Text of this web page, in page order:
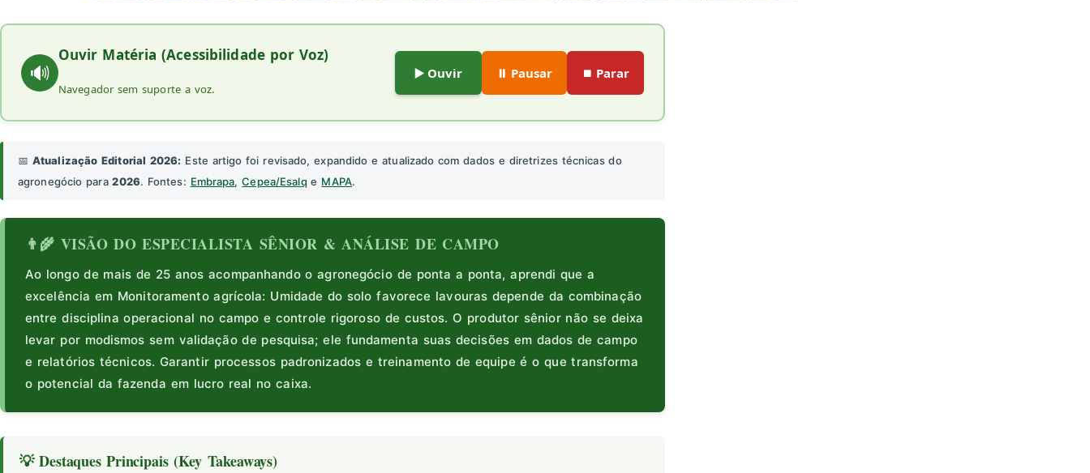
🔊
Ouvir Matéria (Acessibilidade por Voz)
Navegador sem suporte a voz.
▶️ Ouvir ⏸️ Pausar ⏹️ Parar
📅 Atualização Editorial 2026: Este artigo foi revisado, expandido e atualizado com dados e diretrizes técnicas do
agronegócio para2026. Fontes: Embrapa,Cepea/Esalq e MAPA.
👨‍🌾 VISÃO DO ESPECIALISTA SÊNIOR & ANÁLISE DE CAMPO
Ao longo de mais de 25 anos acompanhando o agronegócio de ponta a ponta, aprendi que a
excelência em Monitoramento agrícola: Umidade do solo favorece lavouras depende da combinação
entre disciplina operacional no campo e controle rigoroso de custos. O produtor sênior não se deixa
levar por modismos sem validação de pesquisa; ele fundamenta suas decisões em dados de campo
e relatórios técnicos. Garantir processos padronizados e treinamento de equipe é o que transforma
o potencial da fazenda em lucro real no caixa.
💡 Destaques Principais (Key Takeaways)